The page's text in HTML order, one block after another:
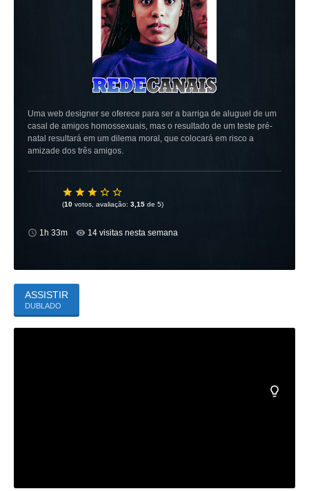
Uma web designer se oferece para ser a barriga de aluguel de um
casal de amigos homossexuais, mas o resultado de um teste pré-
natal resultará em um dilema moral, que colocará em risco a
amizade dos três amigos.
(10 votos, avaliação: 3,15 de 5)
1h 33m 14 visitas nesta semana
ASSISTIR
DUBLADO